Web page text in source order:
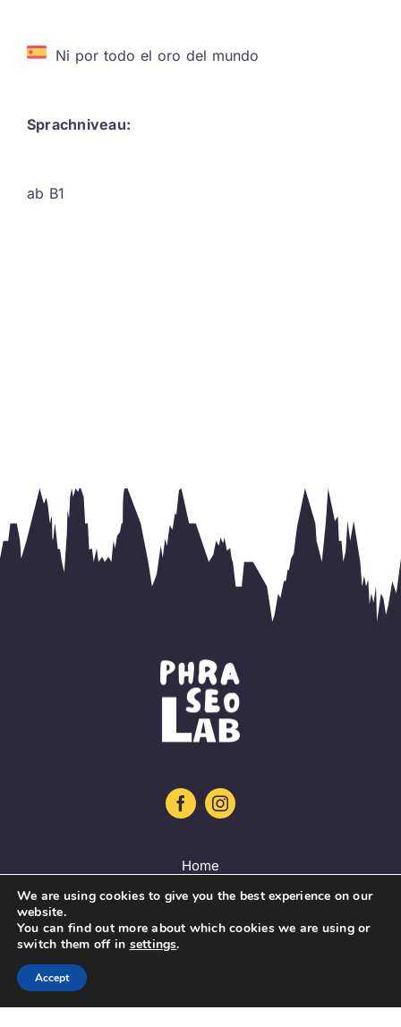
Ni por todo el oro del mundo
Sprachniveau:
ab B1
Home
Project
Training platform
We are using cookies to give you the best experience on our
website.
You can find out more about which cookies we are using or
switch them off in settings.
Accept